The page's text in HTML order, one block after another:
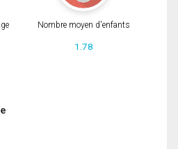
Nombre moyen d'enfants
1.78